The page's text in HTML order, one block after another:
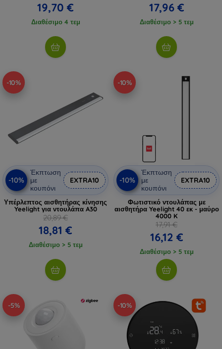
19,70 €
Διαθέσιμο 4 τεμ
17,96 €
Διαθέσιμο > 5 τεμ
-10%
-10%
Έκπτωση
με
κουπόνι
EXTRA10
Υπέρλεπτος αισθητήρας κίνησης
Yeelight για ντουλάπα A30
20,89 €
18,81 €
Διαθέσιμο > 5 τεμ
-10%
-10%
Έκπτωση
με
κουπόνι
EXTRA10
Φωτιστικό ντουλάπας με
αισθητήρα Yeelight 40 εκ - μαύρο
4000 K
17,91 €
16,12 €
Διαθέσιμο > 5 τεμ
-5% -10%